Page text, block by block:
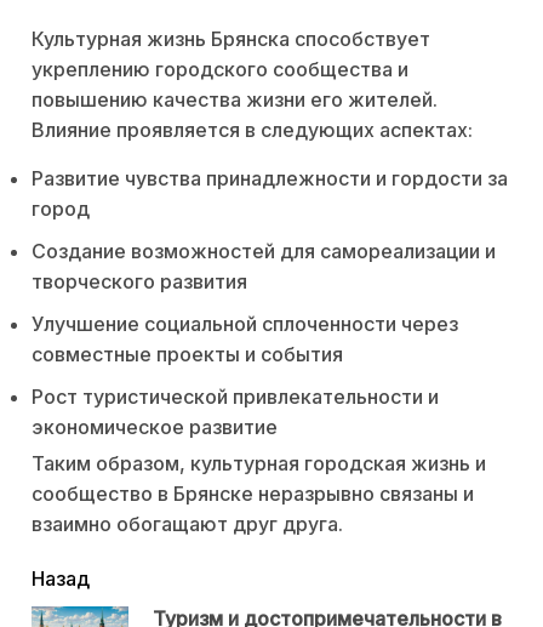
Культурная жизнь Брянска способствует
укреплению городского сообщества и
повышению качества жизни его жителей.
Влияние проявляется в следующих аспектах:
Развитие чувства принадлежности и гордости за
город
Создание возможностей для самореализации и
творческого развития
Улучшение социальной сплоченности через
совместные проекты и события
Рост туристической привлекательности и
экономическое развитие
Таким образом, культурная городская жизнь и
сообщество в Брянске неразрывно связаны и
взаимно обогащают друг друга.
читать
еще
Назад
Туризм и достопримечательности в